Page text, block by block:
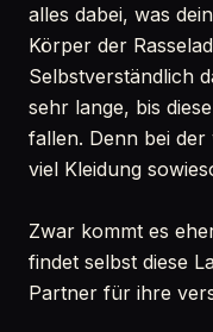
alles dabei, was
Körper der
Selbstverständlich
sehr lange, bis
fallen. Denn bei
viel Kleidung
Zwar kommt es
findet selbst diese
Partner für ihre